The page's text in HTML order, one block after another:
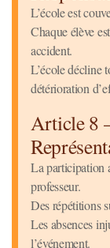
L’école est
Chaque élève
accident.
L’école décline
détérioration
Article 8
La participation
professeur.
Des répétitions
Les absences
l’événement.